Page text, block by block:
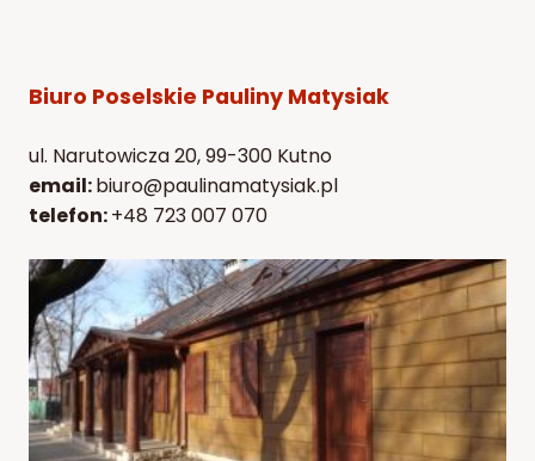
Biuro Poselskie Pauliny Matysiak
ul. Narutowicza 20, 99-300 Kutno
email:biuro@paulinamatysiak.pl
telefon:+48 723 007 070